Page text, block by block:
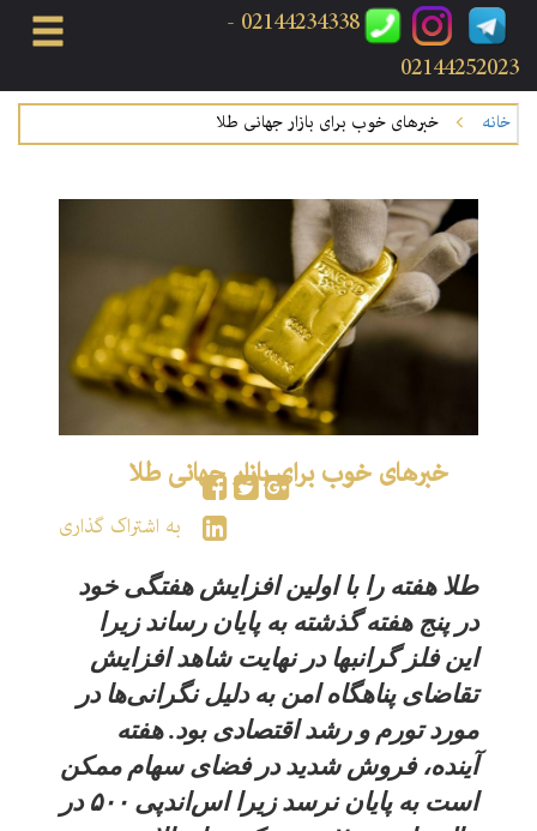
02144234338 -
02144252023
خانه خبرهای خوب برای بازار جهانی طلا
خبرهای خوب برای بازار جهانی طلا
به اشتراک گذاری
طلا هفته را با اولین افزایش هفتگی خود
در پنج هفته گذشته به پایان ‌رساند زیرا
این فلز گرانبها در نهایت شاهد افزایش
تقاضای پناهگاه امن به دلیل نگرانی‌ها در
مورد تورم و رشد اقتصادی بود. هفته
آینده، فروش شدید در فضای سهام ممکن
است به پایان نرسد زیرا اس‌اندپی ۵۰۰ در